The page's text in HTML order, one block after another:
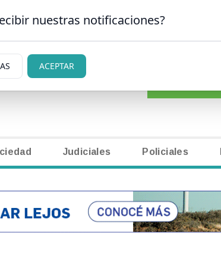
DE BARILOCHE CLASIFICADOS
Judiciales Policiales
nuestras notificaciones?
ACEPTAR